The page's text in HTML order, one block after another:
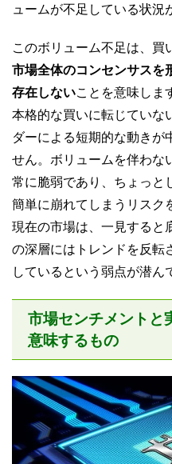
ュームが不足している状況
このボリューム不足は、買
市場全体のコンセンサスを
存在しないことを意味しま
本格的な買いに転じていな
ダーによる短期的な動きが
せん。ボリュームを伴わな
常に脆弱であり、ちょっと
簡単に崩れてしまうリスク
現在の市場は、一見すると
の深層にはトレンドを反転
しているという弱点が潜ん
市場センチメントと
意味するもの